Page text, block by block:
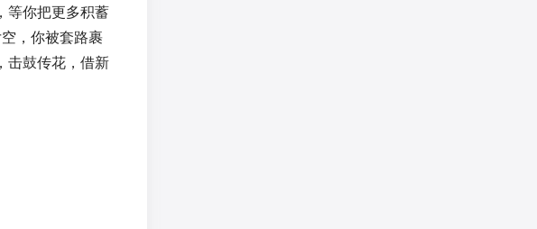
等你把更多积蓄
，你被套路裹
击鼓传花，借新